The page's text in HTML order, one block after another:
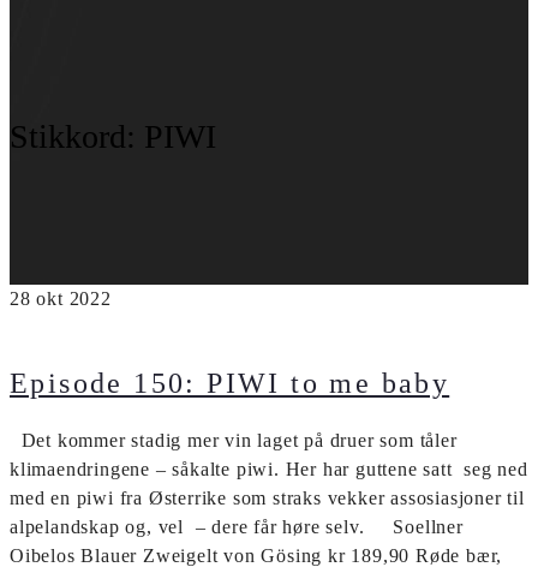
Stikkord: PIWI
28 okt 2022
Episode 150: PIWI to me baby
Det kommer stadig mer vin laget på druer som tåler
klimaendringene – såkalte piwi. Her har guttene satt seg ned
med en piwi fra Østerrike som straks vekker assosiasjoner til
alpelandskap og, vel – dere får høre selv. Soellner
Oibelos Blauer Zweigelt von Gösing kr 189,90 Røde bær,